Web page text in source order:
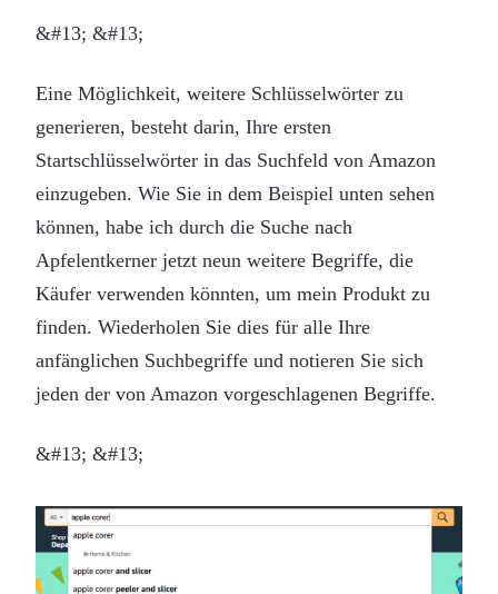
&#13; &#13;
Eine Möglichkeit, weitere Schlüsselwörter zu
generieren, besteht darin, Ihre ersten
Startschlüsselwörter in das Suchfeld von Amazon
einzugeben. Wie Sie in dem Beispiel unten sehen
können, habe ich durch die Suche nach
Apfelentkerner jetzt neun weitere Begriffe, die
Käufer verwenden könnten, um mein Produkt zu
finden. Wiederholen Sie dies für alle Ihre
anfänglichen Suchbegriffe und notieren Sie sich
jeden der von Amazon vorgeschlagenen Begriffe.
&#13; &#13;